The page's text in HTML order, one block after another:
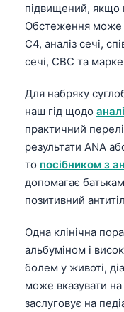
підвищений, якщо
Обстеження може
C4, аналіз сечі,
сечі, CBC та
Для набряку
наш гід щодо
практичний
результати ANA
то посібником з
допомагає
позитивний
Одна клінічна
альбуміном і
болем у животі,
може вказувати
заслуговує на
Tiếng Việt
Tagalog
ไทย
ဗမာစာ
ភាសាខ្មែរ
Kiswahili
አማርኛ
O‘zbekcha
Català
Қазақ тілі
Suomi
Hrvatski
Slovenčina